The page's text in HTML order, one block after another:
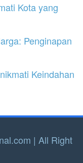
Kota yang
Penginapan
Keindahan
| All Right